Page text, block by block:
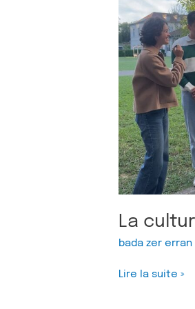
La
bada zer erran
langue
Lire la suite »